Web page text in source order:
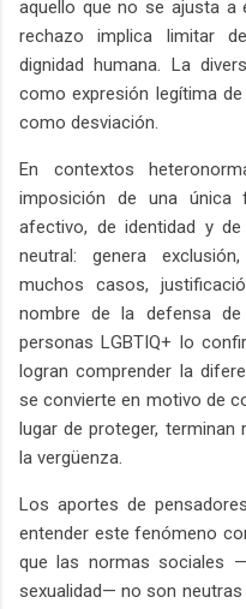
aquello que no se ajusta a
rechazo implica limitar
dignidad humana. La
como expresión legítima
como desviación.
En contextos
imposición de una única
afectivo, de identidad y
neutral: genera
muchos casos,
nombre de la defensa
personas LGBTIQ+ lo
logran comprender la
se convierte en motivo de
lugar de proteger, terminan
la vergüenza.
Los aportes de
entender este fenómeno
que las normas sociales
sexualidad— no son